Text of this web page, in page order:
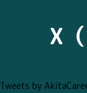
X
Tweets by